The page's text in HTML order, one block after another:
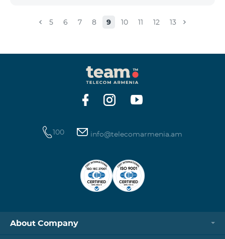
caused.For questions, call 100 or you can go to nearby
m. 10 minutes walk You can find all of the sales and
service offices and working schedules here.
5 6 7 8 9 10 11 12 13
100 info@telecomarmenia.am
About Company